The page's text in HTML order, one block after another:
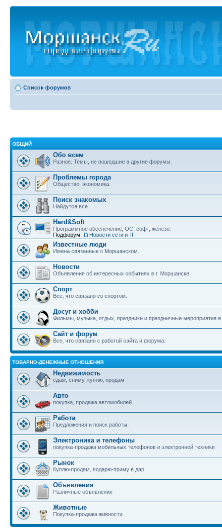
Список форумов
ОБЩИЙ
Обо всем
Разное. Темы, не вошедшие в другие форумы.
Проблемы города
Общество, экономика.
Поиск знакомых
Найдутся все
Hard&Soft
Программное обеспечение, ОС, софт, железо.
Подфорум:
Новости сети и IT
Известные люди
Имена связанные с Моршанском.
Новости
Объявления об интересных событиях в г. Моршанске
Спорт
Все, что связано со спортом.
Досуг и хобби
Фильмы, музыка, отдых, праздники и праздничные мероприятия
Сайт и форум
Все, что связано с работой сайта и форума.
ТОВАРНО-ДЕНЕЖНЫЕ ОТНОШЕНИЯ
Недвижимость
сдам, сниму, куплю, продам
Авто
покупка, продажа автомобилей
Работа
Предложения и поиск работы.
Электроника и телефоны
покупка-продажа мобильных телефонов и электронной техники
Рынок
Куплю-продам, подарю-приму в дар.
Объявления
Различные объявления
Животные
Покупка-продажа живности